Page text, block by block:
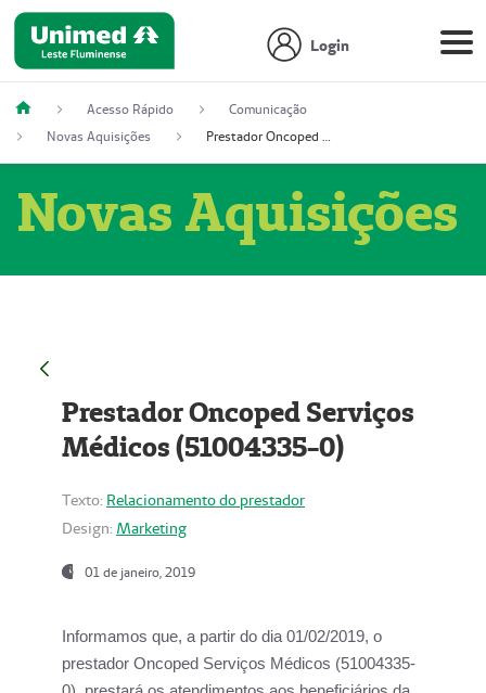
Login
Acesso Rápido
Comunicação
Novas Aquisições
Prestador Oncoped Serviços Médicos (51004335-0)
Novas Aquisições
Prestador Oncoped Serviços
Médicos (51004335-0)
Texto: Relacionamento do prestador
Design: Marketing
01 de janeiro, 2019
Informamos que, a partir do dia 01/02/2019, o
prestador Oncoped Serviços Médicos (51004335-